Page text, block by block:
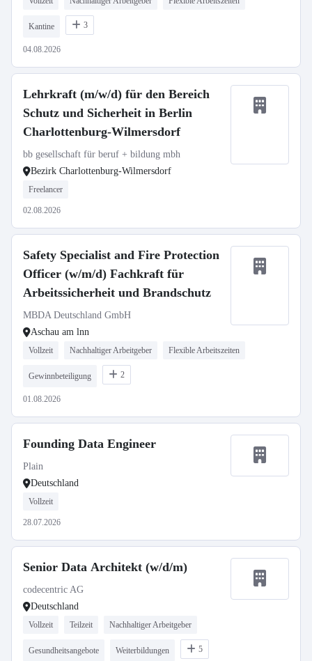
Kantine 3
04.08.2026
Lehrkraft (m/w/d) für den Bereich
Schutz und Sicherheit in Berlin
Charlottenburg-Wilmersdorf
bb gesellschaft für beruf + bildung mbh
Bezirk Charlottenburg-Wilmersdorf
Freelancer
02.08.2026
Safety Specialist and Fire Protection
Officer (w/m/d) Fachkraft für
Arbeitssicherheit und Brandschutz
MBDA Deutschland GmbH
Aschau am lnn
Vollzeit Nachhaltiger Arbeitgeber Flexible Arbeitszeiten
Gewinnbeteiligung 2
01.08.2026
Founding Data Engineer
Plain
Deutschland
Vollzeit
28.07.2026
Senior Data Architekt (w/d/m)
codecentric AG
Deutschland
Vollzeit Teilzeit Nachhaltiger Arbeitgeber
Gesundheitsangebote Weiterbildungen 5